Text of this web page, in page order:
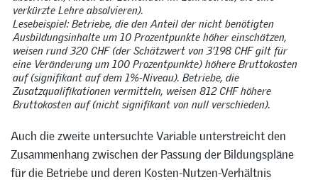
verkürzte Lehre absolvieren).
Lesebeispiel: Betriebe, die den Anteil der nicht benötigten
Ausbildungsinhalte um 10 Prozentpunkte höher einschätzen,
weisen rund 320 CHF (der Schätzwert von 3’198 CHF gilt für
eine Veränderung um 100 Prozentpunkte) höhere Bruttokosten
auf (signifikant auf dem 1%-Niveau). Betriebe, die
Zusatzqualifikationen vermitteln, weisen 812 CHF höhere
Bruttokosten auf (nicht signifikant von null verschieden).
Auch die zweite untersuchte Variable unterstreicht den
Zusammenhang zwischen der Passung der Bildungspläne
für die Betriebe und deren Kosten-Nutzen-Verhältnis